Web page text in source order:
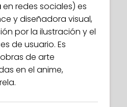
en redes sociales) es
y diseñadora visual,
por la ilustración y el
de usuario. Es
de arte
en el anime,